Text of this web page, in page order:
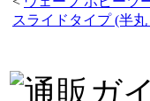
スライドタイプ (半